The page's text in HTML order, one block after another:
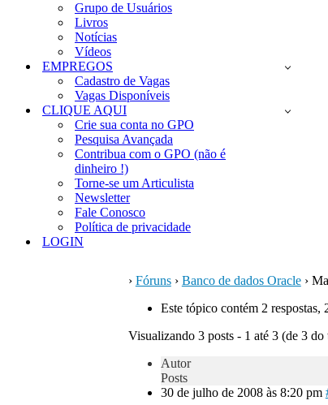
Grupo de Usuários
Livros
Notícias
Vídeos
EMPREGOS
Cadastro de Vagas
Vagas Disponíveis
CLIQUE AQUI
Crie sua conta no GPO
Pesquisa Avançada
Contribua com o GPO (não é
dinheiro !)
Torne-se um Articulista
Newsletter
Fale Conosco
Política de privacidade
LOGIN
› Fóruns › Banco de dados Oracle ›
Este tópico contém 2
Visualizando 3 posts - 1 até 3 (de 3 do
Autor
Posts
30 de julho de 2008 às 8:20 pm